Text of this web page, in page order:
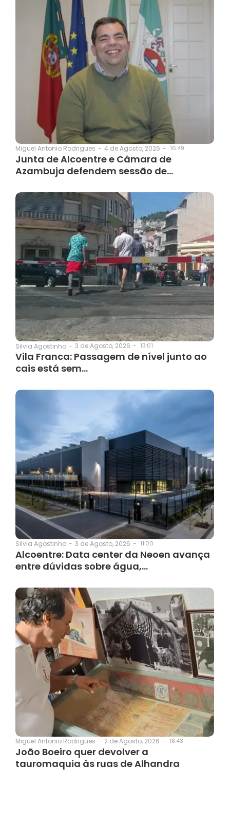
Miguel Antonio Rodrigues - 4 de Agosto, 2026 - 16:49
Junta de Alcoentre e Câmara de
Azambuja defendem sessão de…
Silvia Agostinho - 3 de Agosto, 2026 - 13:01
Vila Franca: Passagem de nível junto ao
cais está sem…
Silvia Agostinho - 3 de Agosto, 2026 - 11:00
Alcoentre: Data center da Neoen avança
entre dúvidas sobre água,…
Miguel Antonio Rodrigues - 2 de Agosto, 2026 - 18:43
João Boeiro quer devolver a
tauromaquia às ruas de Alhandra